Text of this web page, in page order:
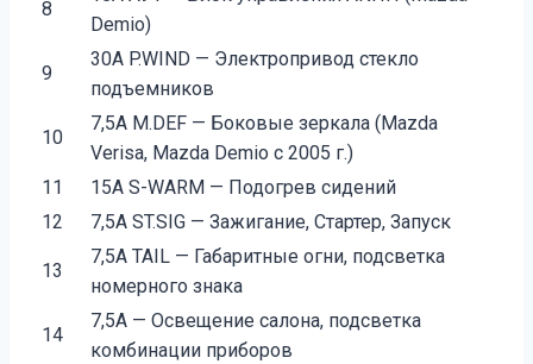
8
Demio)
9
30А P.WIND — Электропривод стекло
подъемников
10
7,5А M.DEF — Боковые зеркала (Mazda
Verisa, Mazda Demio с 2005 г.)
11
15А S-WARM — Подогрев сидений
12
7,5А ST.SIG — Зажигание, Стартер, Запуск
13
7,5А TAIL — Габаритные огни, подсветка
номерного знака
14
7,5А — Освещение салона, подсветка
комбинации приборов